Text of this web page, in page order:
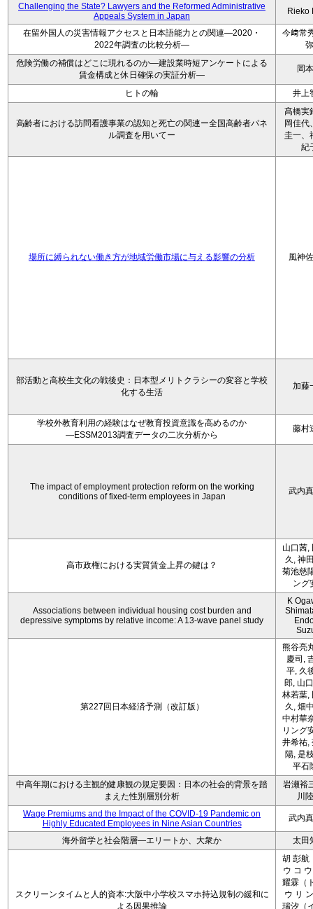
Challenging the State? Lawyers and the Reformed Administrative
Appeals System in Japan
Rieko
在留外国人の災害情報アクセスと日本語能力との関連―2020・
2022年調査の比較分析―
今﨑常
弥
危険労働の補償はどこに現れるのか―建設業時短アンケートによる
賃金構成と休日確保の実証分析―
岡
ヒトの輪 井上
高齢者における訪問看護事業の認知と死亡の関連ー全国高齢者パネ
ル調査を用いてー
髙橋実
岡佳代
圭一、
紀
場所に縛られない働き方が地域労働市場に与える影響の分析 風神
部活動と高校生文化の戦後史：日本型メリトクラシーの変容と学校
化する生活
加藤
学校外教育利用の経験はなぜ教育投資意識を高めるのか
―ESSM2013調査データの二次分析から
藤村
The impact of employment protection reform on the working
conditions of fixed-term employees in Japan
武内
高市政権における実質賃金上昇の鍵は？
山口茜,
久, 神
菊池慈
ング
Associations between individual housing cost burden and
depressive symptoms by relative income: A 13-wave panel study
K
第227回日本経済予測（改訂版）
熊谷亮
慶司,
平, 久
郎, 山
林若葉,
久, 畑
中村華
リング
井希祐,
陽, 是
平石
中高年期における主観的健康観の規定要因：日本の社会的背景を踏
まえた性別層別分析
岩瀬裕
川
Wage Premiums and the Impact of the COVID‑19 Pandemic on
Highly Educated Employees in Nine Asian Countries
武内
海外留学と社会階層―エリートか、大衆か 太田
スクリーンタイムと人的資本:大阪中小学校スマホ持込規制の緩和に
よる因果推論
胡 彭航
ウ コ
耀霖（
ウ リ
瑞汐（